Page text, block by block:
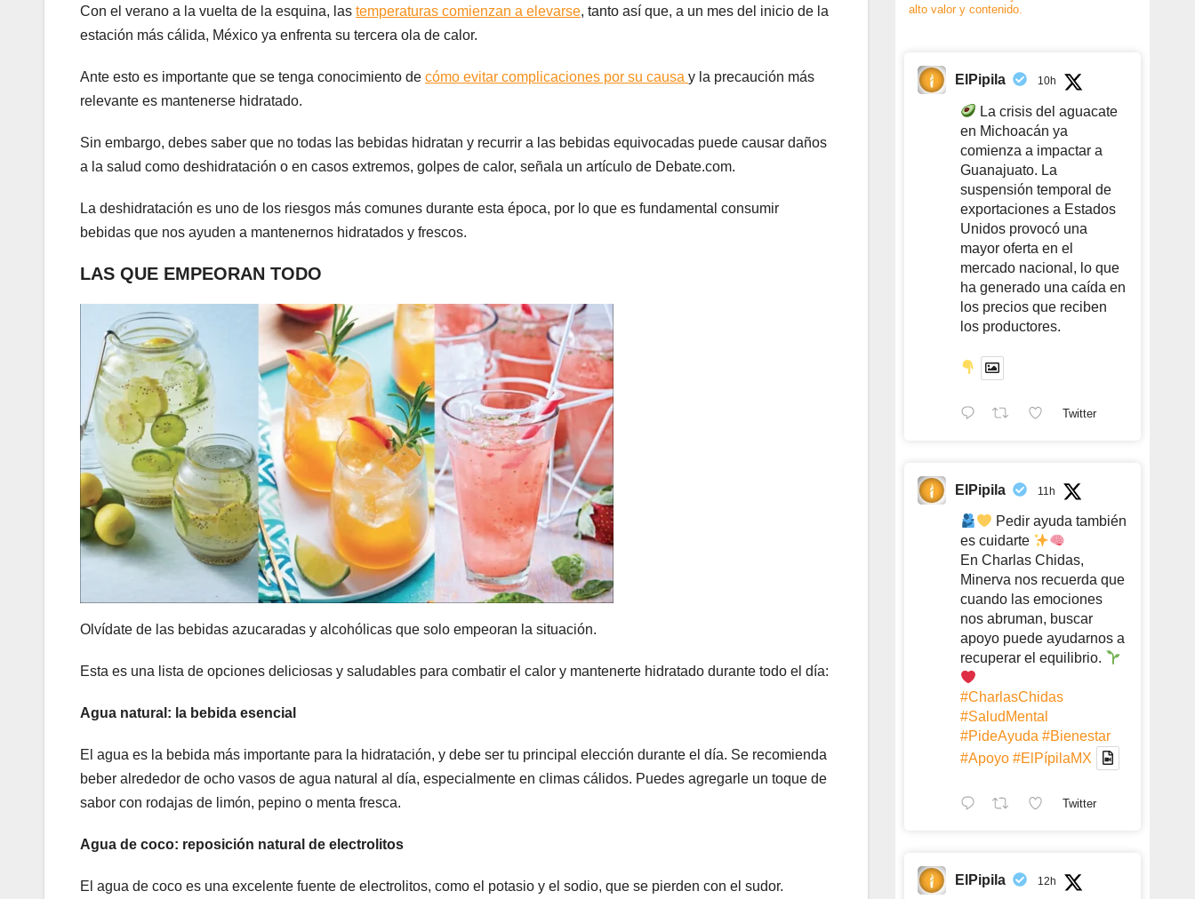
Con el verano a la vuelta de la esquina, las temperaturas comienzan a elevarse, tanto así que, a un mes del inicio de la
estación más cálida, México ya enfrenta su tercera ola de calor.
Ante esto es importante que se tenga conocimiento de cómo evitar complicaciones por su causa y la precaución más
relevante es mantenerse hidratado.
Sin embargo, debes saber que no todas las bebidas hidratan y recurrir a las bebidas equivocadas puede causar daños
a la salud como deshidratación o en casos extremos, golpes de calor, señala un artículo de Debate.com.
La deshidratación es uno de los riesgos más comunes durante esta época, por lo que es fundamental consumir
bebidas que nos ayuden a mantenernos hidratados y frescos.
LAS QUE EMPEORAN TODO
Olvídate de las bebidas azucaradas y alcohólicas que solo empeoran la situación.
Esta es una lista de opciones deliciosas y saludables para combatir el calor y mantenerte hidratado durante todo el día:
Agua natural: la bebida esencial
El agua es la bebida más importante para la hidratación, y debe ser tu principal elección durante el día. Se recomienda
beber alrededor de ocho vasos de agua natural al día, especialmente en climas cálidos. Puedes agregarle un toque de
sabor con rodajas de limón, pepino o menta fresca.
Agua de coco: reposición natural de electrolitos
El agua de coco es una excelente fuente de electrolitos, como el potasio y el sodio, que se pierden con el sudor.
alto valor y contenido.
ElPipila 10h
La crisis del aguacate
en Michoacán ya
comienza a impactar a
Guanajuato. La
suspensión temporal de
exportaciones a Estados
Unidos provocó una
mayor oferta en el
mercado nacional, lo que
ha generado una caída en
los precios que reciben
los productores.
Twitter
ElPipila 11h
Pedir ayuda también
es cuidarte
En Charlas Chidas,
Minerva nos recuerda que
cuando las emociones
nos abruman, buscar
apoyo puede ayudarnos a
recuperar el equilibrio.
#CharlasChidas
#SaludMental
#PideAyuda #Bienestar
#Apoyo #ElPípilaMX
Twitter
ElPipila 12h